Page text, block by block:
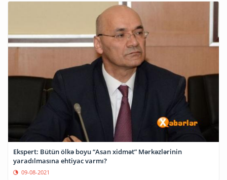
Ekspert: Bütün ölkə boyu “Asan xidmət” Mərkəzlərinin
yaradılmasına ehtiyac varmı?
09-08-2021